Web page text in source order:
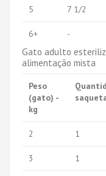
5 7 1/2
6+ -
Gato adulto
alimentação mista
Peso
(gato) -
kg
2 1
3 1